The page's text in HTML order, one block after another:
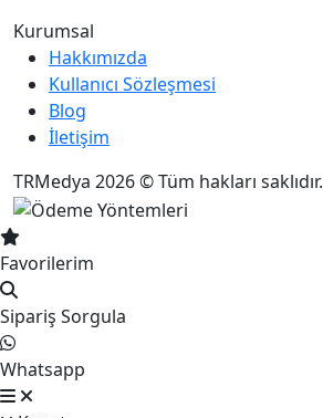
Kurumsal
Hakkımızda
Kullanıcı Sözleşmesi
Blog
İletişim
TRMedya 2026 © Tüm hakları saklıdır.
Favorilerim
Sipariş Sorgula
Whatsapp